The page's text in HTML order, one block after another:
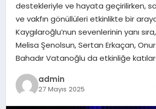
destekleriyle ve hayata geçirilirken,
ve vakfın gönüllüleri etkinlikte bir
Kaygılaroğlu’nun sevenlerinin yanı
Melisa Şenolsun, Sertan Erkaçan,
Bahadır Vatanoğlu da etkinliğe
admin
27 Mayıs 2025